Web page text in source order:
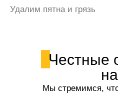
Устраним неприятные
Честные
Мы стремимся,